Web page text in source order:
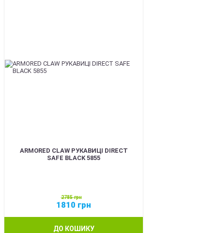
ARMORED CLAW РУКАВИЦІ DIRECT
SAFE BLACK 5855
2785грн
1810 грн
ДО КОШИКУ